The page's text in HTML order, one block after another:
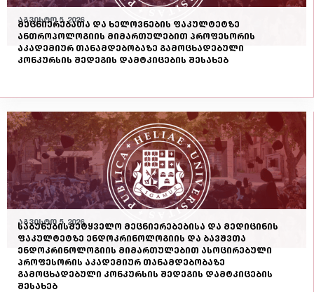
აგვისტო 5, 2026
მეცნიერებათა და ხელოვნების ფაკულტეტზე
ანთროპოლოგიის მიმართულებით პროფესორის
აკადემიურ თანამდებობაზე გამოცხადებული
კონკურსის შედეგის დამტკიცების შესახებ
აგვისტო 5, 2026
საბუნებისმეტყველო მეცნიერებებისა და მედიცინის
ფაკულტეტზე ენდოკრინოლოგიის და ბავშვთა
ენდოკრინოლოგიის მიმართულებით ასოცირებული
პროფესორის აკადემიურ თანამდებობაზე
გამოცხადებული კონკურსის შედეგის დამტკიცების
შესახებ